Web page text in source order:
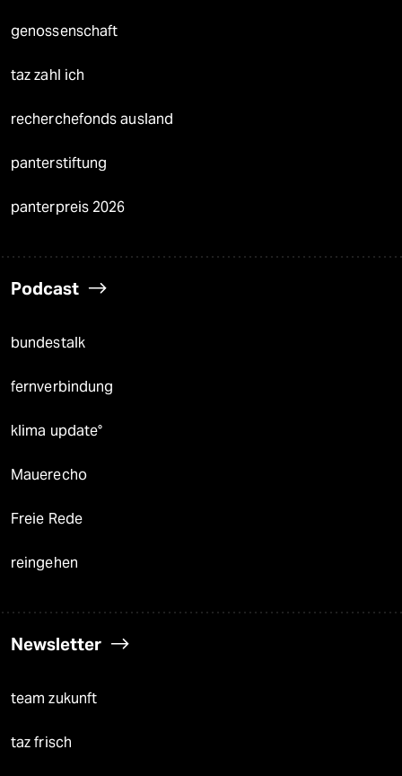
genossenschaft
taz zahl ich
recherchefonds ausland
panterstiftung
panterpreis 2026
Podcast
bundestalk
fernverbindung
klima update°
Mauerecho
Freie Rede
reingehen
Newsletter
team zukunft
taz frisch